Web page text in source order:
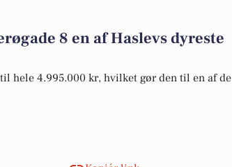
8 en af Haslevs dyreste
hele 4.995.000 kr, hvilket gør den til en af de